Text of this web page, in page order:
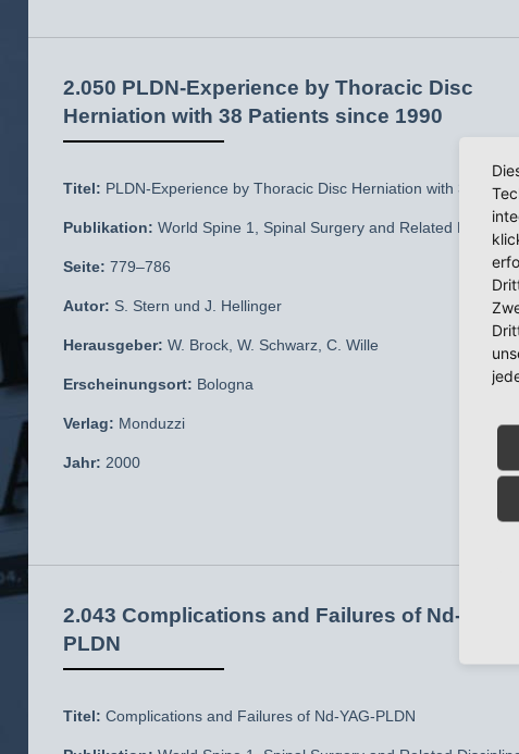
2.050 PLDN-Experience by Thoracic Disc
Herniation with 38 Patients since 1990
Titel: PLDN-Experience by Thoracic Disc Herniation with 38
Publikation: World Spine 1, Spinal Surgery and Related
Seite: 779–786
Autor: S. Stern und J. Hellinger
Herausgeber: W. Brock, W. Schwarz, C. Wille
Erscheinungsort: Bologna
Verlag: Monduzzi
Jahr: 2000
2.043 Complications and Failures of Nd-YAG-
PLDN
Titel: Complications and Failures of Nd-YAG-PLDN